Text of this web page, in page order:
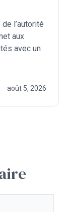
l’autorité
aux
avec un
août 5, 2026